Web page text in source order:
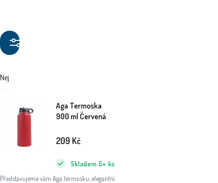
Nejdražší
Aga Termoska
900 ml Červená
Představujeme vám Aga termosku, elegantní
Skladem 5+ ks
209 Kč